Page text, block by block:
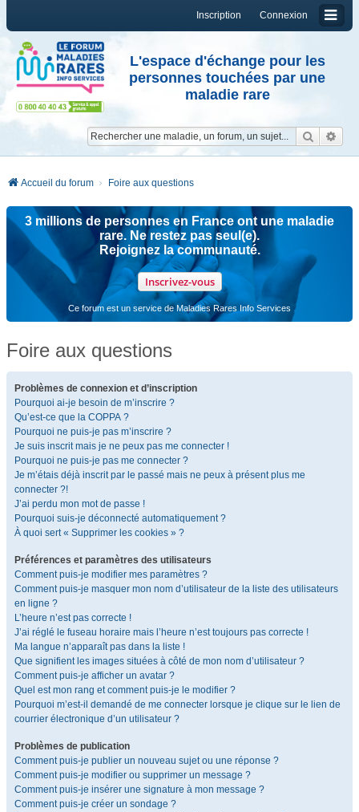
Connexion
Inscription
L'espace d'échange pour les
personnes touchées par une
maladie rare
Accueil du forum Foire aux questions
3 millions de personnes en France ont une maladie
rare. Ne restez pas seul(e).
Rejoignez la communauté.
Inscrivez-vous
Ce forum est un service de Maladies Rares Info Services
Foire aux questions
Problèmes de connexion et d’inscription
Pourquoi ai-je besoin de m’inscrire ?
Qu’est-ce que la COPPA ?
Pourquoi ne puis-je pas m’inscrire ?
Je suis inscrit mais je ne peux pas me connecter !
Pourquoi ne puis-je pas me connecter ?
Je m’étais déjà inscrit par le passé mais ne peux à présent plus me
connecter ?!
J’ai perdu mon mot de passe !
Pourquoi suis-je déconnecté automatiquement ?
À quoi sert « Supprimer les cookies » ?
Préférences et paramètres des utilisateurs
Comment puis-je modifier mes paramètres ?
Comment puis-je masquer mon nom d’utilisateur de la liste des utilisateurs
en ligne ?
L’heure n’est pas correcte !
J’ai réglé le fuseau horaire mais l’heure n’est toujours pas correcte !
Ma langue n’apparaît pas dans la liste !
Que signifient les images situées à côté de mon nom d’utilisateur ?
Comment puis-je afficher un avatar ?
Quel est mon rang et comment puis-je le modifier ?
Pourquoi m’est-il demandé de me connecter lorsque je clique sur le lien de
courrier électronique d’un utilisateur ?
Problèmes de publication
Comment puis-je publier un nouveau sujet ou une réponse ?
Comment puis-je modifier ou supprimer un message ?
Comment puis-je insérer une signature à mon message ?
Comment puis-je créer un sondage ?